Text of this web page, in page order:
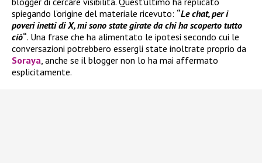
spiegando l’origine del materiale ricevuto: “Le chat, per i
poveri inetti di X, mi sono state girate da chi ha scoperto tutto
ciò“. Una frase che ha alimentato le ipotesi secondo cui le
conversazioni potrebbero essergli state inoltrate proprio da
Soraya, anche se il blogger non lo ha mai affermato
esplicitamente.